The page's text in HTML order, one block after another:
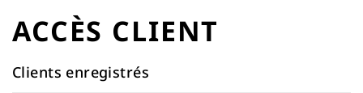
contenu
ACCÈS CLIENT
Clients enregistrés